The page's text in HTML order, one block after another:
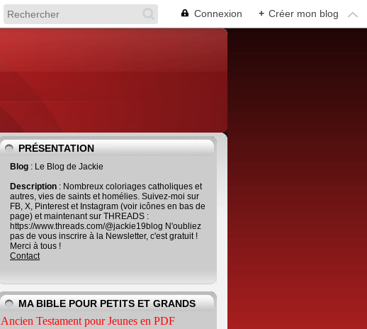
Connexion + Créer mon blog
PRÉSENTATION
Blog : Le Blog de Jackie
Description : Nombreux coloriages catholiques et
autres, vies de saints et homélies. Suivez-moi sur
FB, X, Pinterest et Instagram (voir icônes en bas de
page) et maintenant sur THREADS :
https://www.threads.com/@jackie19blog N'oubliez
pas de vous inscrire à la Newsletter, c'est gratuit !
Merci à tous !
Contact
MA BIBLE POUR PETITS ET GRANDS
Ancien Testament pour Jeunes en PDF